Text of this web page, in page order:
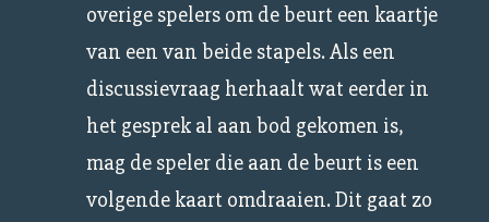
overige spelers om de beurt een kaartje
van een van beide stapels. Als een
discussievraag herhaalt wat eerder in
het gesprek al aan bod gekomen is,
mag de speler die aan de beurt is een
volgende kaart omdraaien. Dit gaat zo